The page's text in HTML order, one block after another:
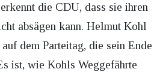
die CDU, dass sie ihren
absägen kann. Helmut Kohl
dem Parteitag, die sein Ende
ist, wie Kohls Weggefährte